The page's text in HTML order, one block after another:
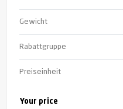
Gewicht
Rabattgruppe
Preiseinheit
Your price